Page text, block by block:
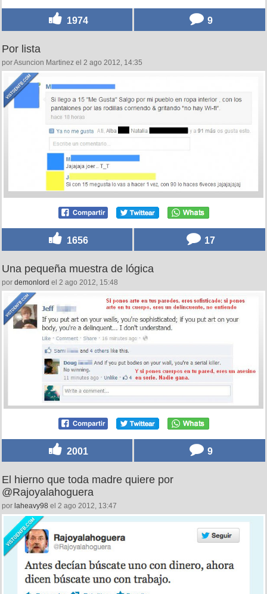
1974 9
Por lista
por Asuncion Martinez el 2 ago 2012, 14:35
1656 17
Una pequeña muestra de lógica
por demonlord el 2 ago 2012, 15:48
2001 9
El hierno que toda madre quiere por
@Rajoyalahoguera
por laheavy98 el 2 ago 2012, 13:47